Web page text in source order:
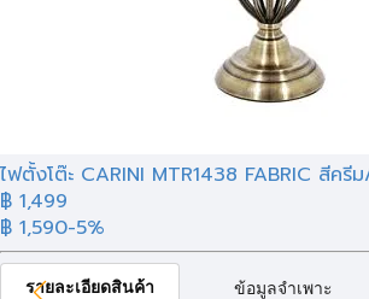
ไฟตั้งโต๊ะ CARINI MTR1438 FABRIC สีครี
฿ 1,499
฿ 1,590-5%
รายละเอียดสินค้า ข้อมูลจำเพาะ